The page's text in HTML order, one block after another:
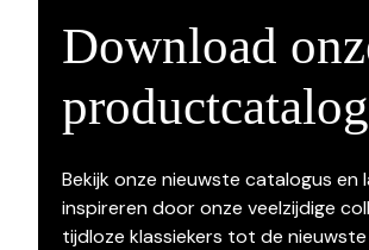
Download
Bekijk onze nieuwste catalogus en
inspireren door onze veelzijdige
tijdloze klassiekers tot de